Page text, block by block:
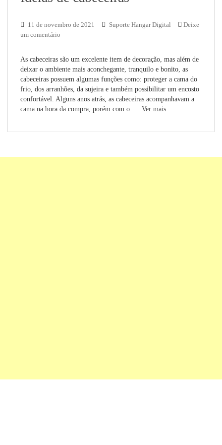
11 de novembro de 2021 Suporte Hangar Digital
Deixe
um comentário
As cabeceiras são um excelente item de decoração, mas além de
deixar o ambiente mais aconchegante, tranquilo e bonito, as
cabeceiras possuem algumas funções como: proteger a cama do
frio, dos arranhões, da sujeira e também possibilitar um encosto
confortável. Alguns anos atrás, as cabeceiras acompanhavam a
cama na hora da compra, porém com o... Ver mais